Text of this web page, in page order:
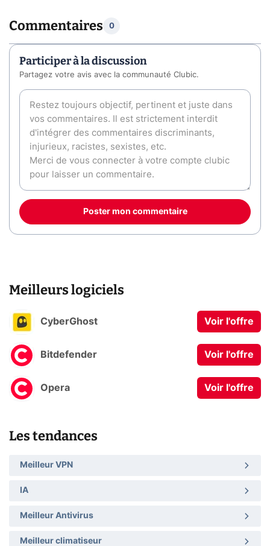
Commentaires 0
Participer à la discussion
Partagez votre avis avec la communauté Clubic.
Poster mon commentaire
Meilleurs logiciels
CyberGhost Voir l'offre
Bitdefender Voir l'offre
Opera Voir l'offre
Les tendances
Meilleur VPN
IA
Meilleur Antivirus
Meilleur climatiseur